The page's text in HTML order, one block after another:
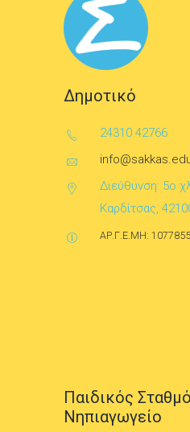
Δημοτικό
24310 42766
Διεύθυνση: 5ο
Καρδίτσας,
ΑΡ.Γ.Ε.ΜΗ:
Παιδικός
Νηπιαγωγείο